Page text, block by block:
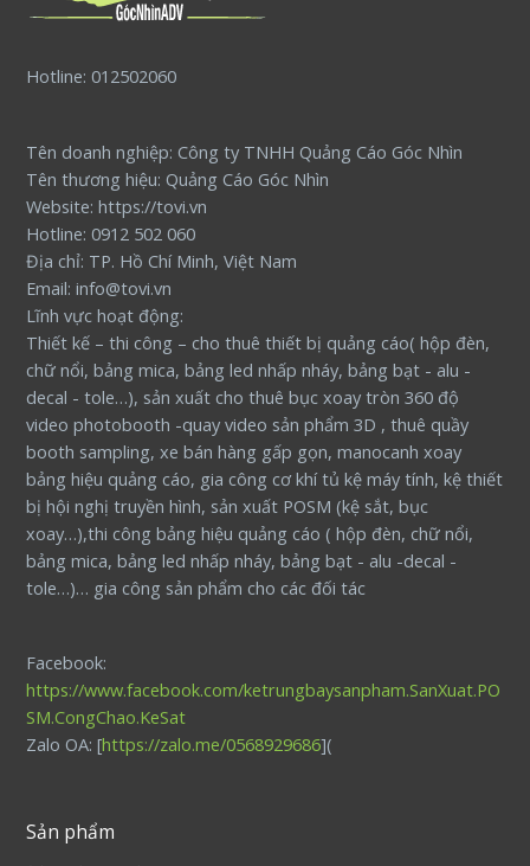
Hotline: 012502060
Tên doanh nghiệp: Công ty TNHH Quảng Cáo Góc Nhìn
Tên thương hiệu: Quảng Cáo Góc Nhìn
Website: https://tovi.vn
Hotline: 0912 502 060
Địa chỉ: TP. Hồ Chí Minh, Việt Nam
Email: info@tovi.vn
Lĩnh vực hoạt động:
Thiết kế – thi công – cho thuê thiết bị quảng cáo( hộp đèn,
chữ nổi, bảng mica, bảng led nhấp nháy, bảng bạt - alu -
decal - tole…), sản xuất cho thuê bục xoay tròn 360 độ
video photobooth -quay video sản phẩm 3D , thuê quầy
booth sampling, xe bán hàng gấp gọn, manocanh xoay
bảng hiệu quảng cáo, gia công cơ khí tủ kệ máy tính, kệ thiết
bị hội nghị truyền hình, sản xuất POSM (kệ sắt, bục
xoay…),thi công bảng hiệu quảng cáo ( hộp đèn, chữ nổi,
bảng mica, bảng led nhấp nháy, bảng bạt - alu -decal -
tole…)… gia công sản phẩm cho các đối tác
Facebook:
https://www.facebook.com/ketrungbaysanpham.SanXuat.PO
SM.CongChao.KeSat
Zalo OA: [https://zalo.me/0568929686](
Sản phẩm